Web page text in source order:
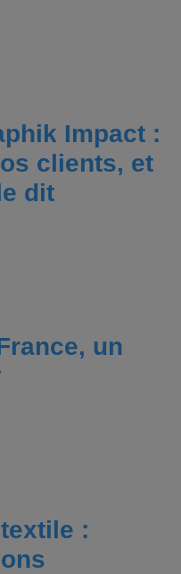
Impact :
clients, et
dit
un
: